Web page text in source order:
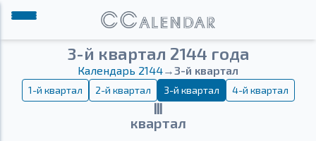
3-й квартал 2144 года
Календарь 2144→3-й квартал
1-й квартал 2-й квартал 3-й квартал 4-й квартал
Ⅲ
квартал